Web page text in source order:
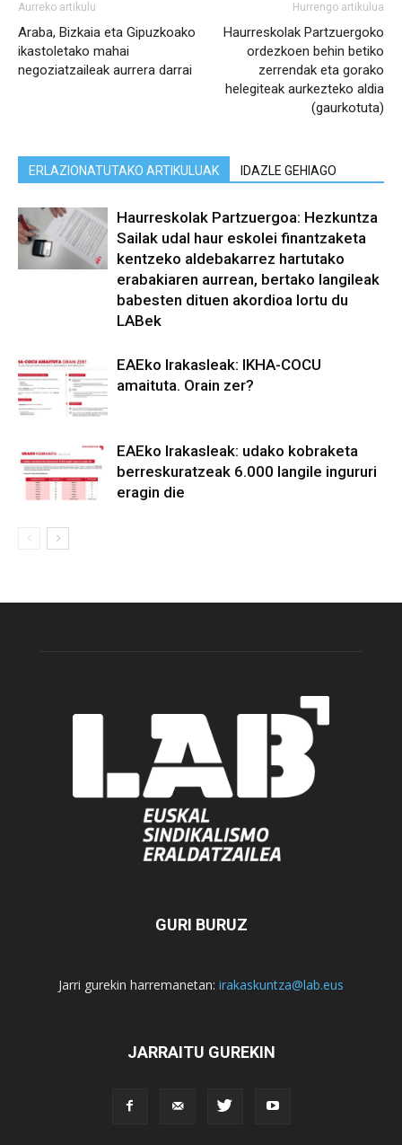
Aurreko artikulu
Araba, Bizkaia eta Gipuzkoako
ikastoletako mahai
negoziatzaileak aurrera darrai
Hurrengo artikulua
Haurreskolak Partzuergoko
ordezkoen behin betiko
zerrendak eta gorako
helegiteak aurkezteko aldia
(gaurkotuta)
ERLAZIONATUTAKO ARTIKULUAK IDAZLE GEHIAGO
Haurreskolak Partzuergoa: Hezkuntza
Sailak udal haur eskolei finantzaketa
kentzeko aldebakarrez hartutako
erabakiaren aurrean, bertako langileak
babesten dituen akordioa lortu du
LABek
EAEko Irakasleak: IKHA-COCU
amaituta. Orain zer?
EAEko Irakasleak: udako kobraketa
berreskuratzeak 6.000 langile ingururi
eragin die
GURI BURUZ
Jarri gurekin harremanetan: irakaskuntza@lab.eus
JARRAITU GUREKIN